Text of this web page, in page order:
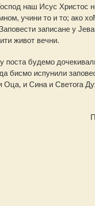
наш Исус Христос
учини то и то; ако
записане у
живот вечни.
поста будемо
бисмо испунили
и Сина и Светога